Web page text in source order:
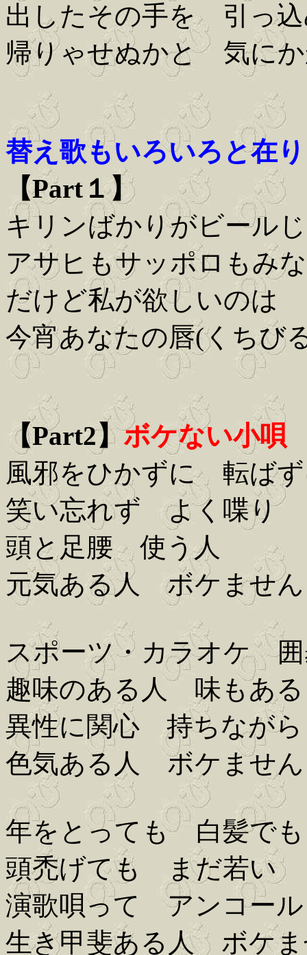
出したその手を 引っ
帰りゃせぬかと 気に
替え歌もいろいろと在
【Part１】
キリンばかりがビール
アサヒもサッポロもみ
だけど私が欲しいのは
今宵あなたの唇(くちび
【Part2】ボケない小唄
風邪をひかずに 転ば
笑い忘れず よく喋り
頭と足腰 使う人
元気ある人 ボケません
スポーツ・カラオケ 囲
趣味のある人 味もある
異性に関心 持ちながら
色気ある人 ボケません
年をとっても 白髪でも
頭禿げても まだ若い
演歌唄って アンコール
生き甲斐ある人 ボケ